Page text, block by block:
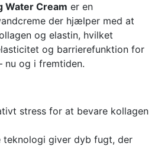
Water Cream er en
der hjælper med at
og elastin, hvilket
og barrierefunktion for
nu og i fremtiden.
stress for at bevare kollagen
teknologi giver dyb fugt, der